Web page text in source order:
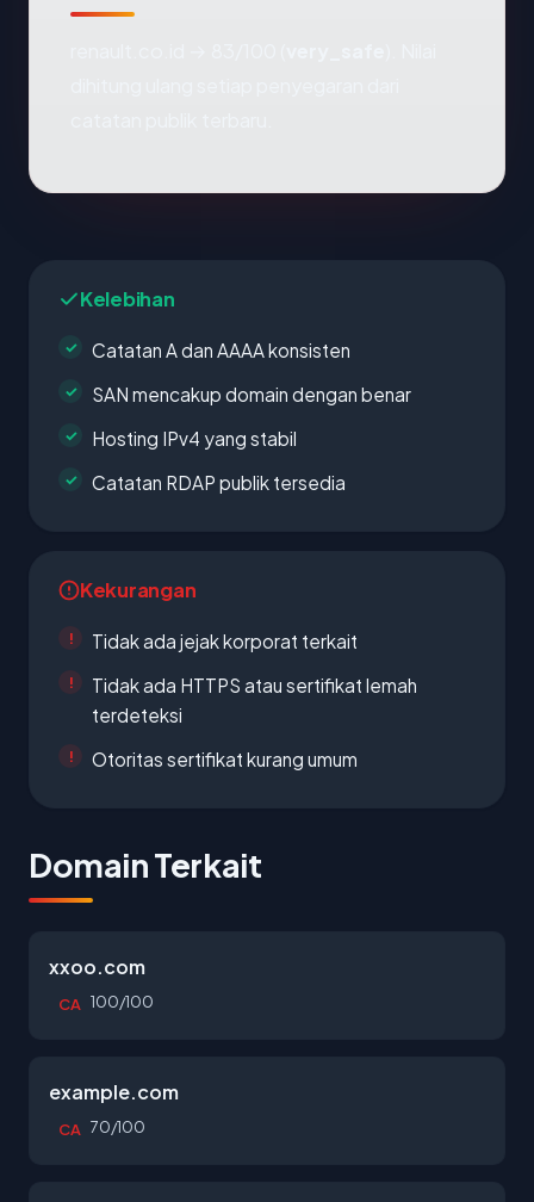
Kelebihan
Catatan A dan AAAA konsisten
SAN mencakup domain dengan benar
Hosting IPv4 yang stabil
Catatan RDAP publik tersedia
Kekurangan
Tidak ada jejak korporat terkait
Tidak ada HTTPS atau sertifikat lemah
terdeteksi
Otoritas sertifikat kurang umum
Domain Terkait
xxoo.com
CA 100/100
example.com
CA 70/100